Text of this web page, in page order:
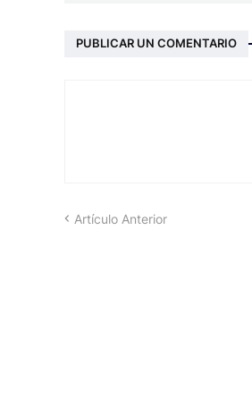
PUBLICAR UN COMENTARIO
Artículo Anterior